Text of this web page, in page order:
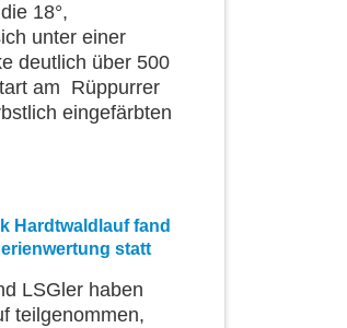
18°,
unter einer
deutlich über 500
am Rüppurrer
eingefärbten
Hardtwaldlauf fand
statt
LSGler haben
teilgenommen,